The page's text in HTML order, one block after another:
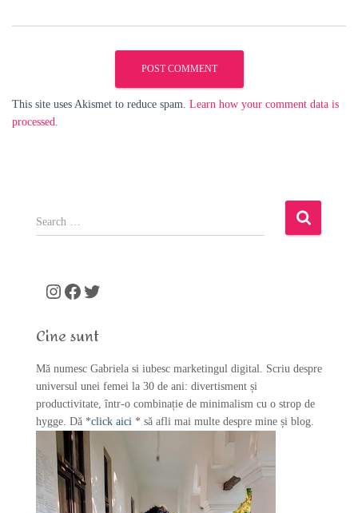
This site uses Akismet to reduce spam. Learn how your comment data is
processed.
S
e
o
:
Instagram Facebook Twitter
Cine sunt
Mă numesc Gabriela si iubesc marketingul digital. Scriu despre
universul unei femei la 30 de ani: divertisment și
productivitate, într-o combinație de minimalism cu o strop de
hygge. Dă *click aici * să afli mai multe despre mine și blog.